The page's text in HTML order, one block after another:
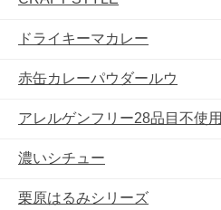
ドライキーマカレー
赤缶カレーパウダールウ
アレルゲンフリー28品目不使用
濃いシチュー
栗原はるみシリーズ